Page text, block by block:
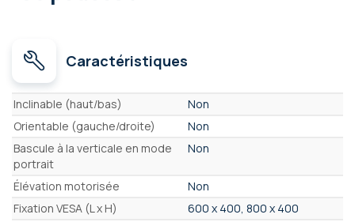
Caractéristiques
Caractéristiques
Inclinable (haut/bas)
Non
Orientable (gauche/droite)
Non
Bascule à la verticale en mode
portrait
Non
Élévation motorisée
Non
Fixation VESA (L x H)
600 x 400, 800 x 400